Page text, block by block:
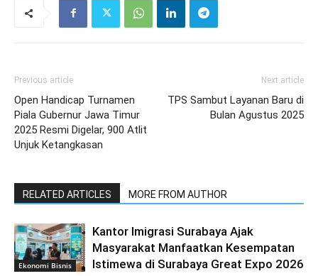
Previous article
Open Handicap Turnamen
Piala Gubernur Jawa Timur
2025 Resmi Digelar, 900 Atlit
Unjuk Ketangkasan
Next article
TPS Sambut Layanan Baru di
Bulan Agustus 2025
RELATED ARTICLES MORE FROM AUTHOR
Ekonomi Bisnis
Kantor Imigrasi Surabaya Ajak
Masyarakat Manfaatkan Kesempatan
Istimewa di Surabaya Great Expo 2026